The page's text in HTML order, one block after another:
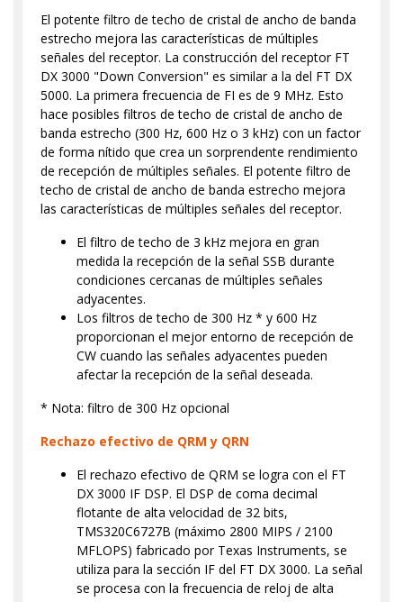
El potente filtro de techo de cristal de ancho de banda
estrecho mejora las características de múltiples
señales del receptor. La construcción del receptor FT
DX 3000 "Down Conversion" es similar a la del FT DX
5000. La primera frecuencia de FI es de 9 MHz. Esto
hace posibles filtros de techo de cristal de ancho de
banda estrecho (300 Hz, 600 Hz o 3 kHz) con un factor
de forma nítido que crea un sorprendente rendimiento
de recepción de múltiples señales. El potente filtro de
techo de cristal de ancho de banda estrecho mejora
las características de múltiples señales del receptor.
El filtro de techo de 3 kHz mejora en gran
medida la recepción de la señal SSB durante
condiciones cercanas de múltiples señales
adyacentes.
Los filtros de techo de 300 Hz * y 600 Hz
proporcionan el mejor entorno de recepción de
CW cuando las señales adyacentes pueden
afectar la recepción de la señal deseada.
* Nota: filtro de 300 Hz opcional
Rechazo efectivo de QRM y QRN
El rechazo efectivo de QRM se logra con el FT
DX 3000 IF DSP. El DSP de coma decimal
flotante de alta velocidad de 32 bits,
TMS320C6727B (máximo 2800 MIPS / 2100
MFLOPS) fabricado por Texas Instruments, se
utiliza para la sección IF del FT DX 3000. La señal
se procesa con la frecuencia de reloj de alta